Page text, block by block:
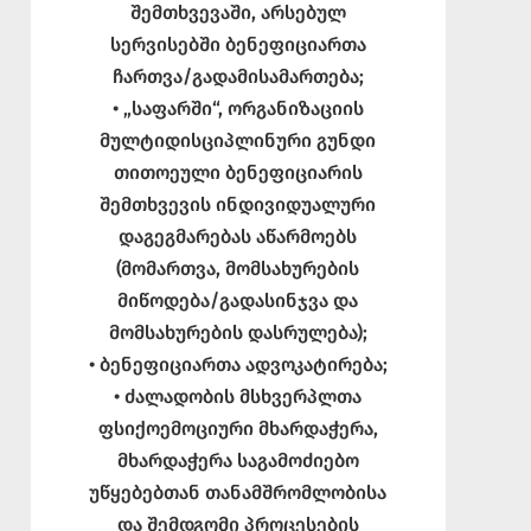
შემთხვევაში, არსებულ
სერვისებში ბენეფიციართა
ჩართვა/გადამისამართება;
• „საფარში“, ორგანიზაციის
მულტიდისციპლინური გუნდი
თითოეული ბენეფიციარის
შემთხვევის ინდივიდუალური
დაგეგმარებას აწარმოებს
(მომართვა, მომსახურების
მიწოდება/გადასინჯვა და
მომსახურების დასრულება);
• ბენეფიციართა ადვოკატირება;
• ძალადობის მსხვერპლთა
ფსიქოემოციური მხარდაჭერა,
მხარდაჭერა საგამოძიებო
უწყებებთან თანამშრომლობისა
და შემდგომი პროცესების